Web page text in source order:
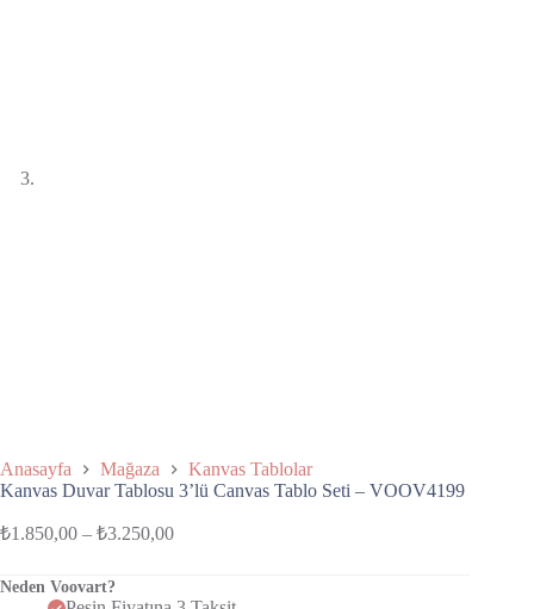
Anasayfa Mağaza
Kanvas Tablolar
Kanvas Duvar Tablosu 3’lü Canvas Tablo Seti – VOOV4199
₺1.850,00 – ₺3.250,00
Neden Voovart?